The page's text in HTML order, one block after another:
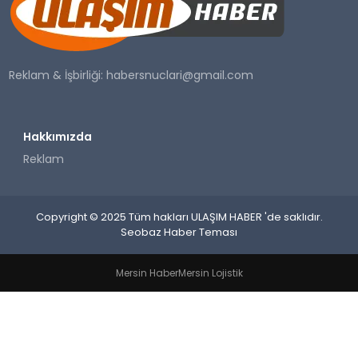
SAĞLIK
YAŞAM
Reklam & İşbirliği:habersnuclari@gmail.com
Hakkımızda
Reklam
Copyright © 2025 Tüm hakları ULAŞIM HABER 'de saklıdır.
Seobaz Haber Teması
Mersin HaberMersin Lojistik